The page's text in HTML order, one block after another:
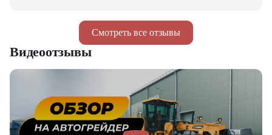
Смотреть все отзывы
Видеоотзывы